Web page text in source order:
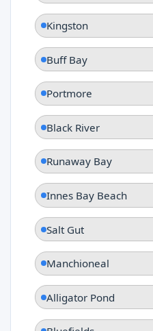
Kingston
Buff Bay
Portmore
Black River
Runaway Bay
Innes Bay Beach
Salt Gut
Manchioneal
Alligator Pond